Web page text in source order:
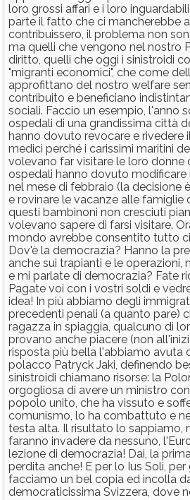
loro grossi affari e i loro
parte il fatto che ci mancherebbe
contribuissero, il problema non
ma quelli che vengono nel nostro
diritto, quelli che oggi i sinistroidi
"migranti economici", che come
approfittano del nostro welfare
contribuito e beneficiano
sociali. Faccio un esempio, l'anno
ospedali di una grandissima città
hanno dovuto revocare e rivedere
medici perché i carissimi maritini
volevano far visitare le loro donne
ospedali hanno dovuto modificare
nel mese di febbraio (la decisione
e rovinare le vacanze alle famiglie
questi bambinoni non cresciuti
volevano sapere di farsi visitare.
mondo avrebbe consentito tutto
Dov'è la democrazia? Hanno la
anche sui trapianti e le operazioni,
e mi parlate di democrazia? Fate
Pagate voi con i vostri soldi e
idea! In più abbiamo degli
precedenti penali (a quanto pare)
ragazza in spiaggia, qualcuno di
provano anche piacere (non
risposta più bella l'abbiamo avuta
polacco Patryck Jaki, definendo
sinistroidi chiamano risorse: la
orgogliosa di avere un ministro
popolo unito, che ha vissuto e
comunismo, lo ha combattuto e
testa alta. Il risultato lo sappiamo,
faranno invadere da nessuno,
lezione di democrazia! Dai, la
perdita anche! E per lo Ius Soli,
facciamo un bel copia ed incolla
democraticissima Svizzera, dove